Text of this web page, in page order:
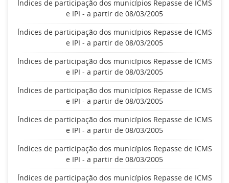
Índices de participação dos municípios Repasse de ICMS
e IPI - a partir de 08/03/2005
Índices de participação dos municípios Repasse de ICMS
e IPI - a partir de 08/03/2005
Índices de participação dos municípios Repasse de ICMS
e IPI - a partir de 08/03/2005
Índices de participação dos municípios Repasse de ICMS
e IPI - a partir de 08/03/2005
Índices de participação dos municípios Repasse de ICMS
e IPI - a partir de 08/03/2005
Índices de participação dos municípios Repasse de ICMS
e IPI - a partir de 08/03/2005
Índices de participação dos municípios Repasse de ICMS